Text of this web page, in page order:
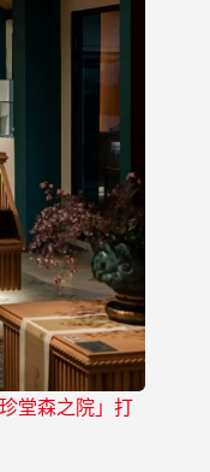
堂森之院」打